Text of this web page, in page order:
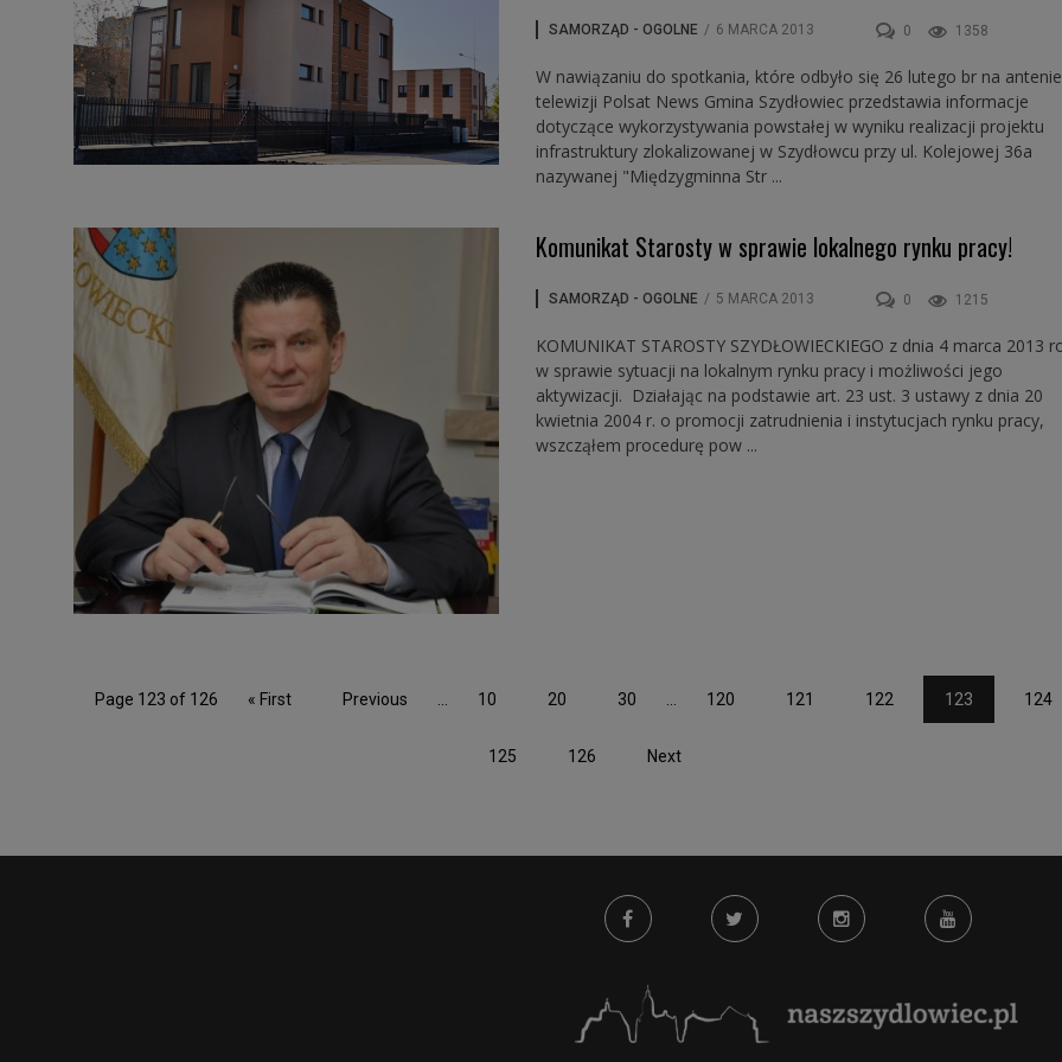
SAMORZĄD - OGOLNE / 6 MARCA 2013 0 1358
W nawiązaniu do spotkania, które odbyło się 26 lutego br na antenie
telewizji Polsat News Gmina Szydłowiec przedstawia informacje
dotyczące wykorzystywania powstałej w wyniku realizacji projektu
infrastruktury zlokalizowanej w Szydłowcu przy ul. Kolejowej 36a
nazywanej "Międzygminna Str ...
Komunikat Starosty w sprawie lokalnego rynku pracy!
SAMORZĄD - OGOLNE / 5 MARCA 2013 0 1215
KOMUNIKAT STAROSTY SZYDŁOWIECKIEGO z dnia 4 marca 2013
w sprawie sytuacji na lokalnym rynku pracy i możliwości jego
aktywizacji. Działając na podstawie art. 23 ust. 3 ustawy z dnia 20
kwietnia 2004 r. o promocji zatrudnienia i instytucjach rynku pracy,
wszcząłem procedurę pow ...
Page 123 of 126 « First Previous ... 10 20 30 ... 120 121 122 123 124
125 126 Next